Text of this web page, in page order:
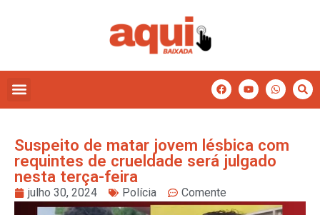
Suspeito de matar jovem lésbica com
requintes de crueldade será julgado
nesta terça-feira
julho 30, 2024 Polícia Comente